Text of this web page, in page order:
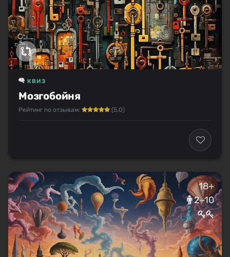
Мозгобойня
КВИЗ
Рейтинг по отзывам: (5.0)
18+
2–10